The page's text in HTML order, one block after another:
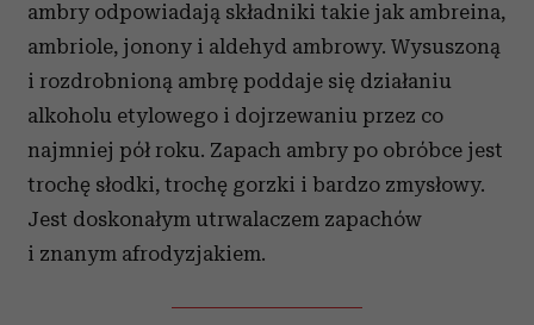
ambry odpowiadają składniki takie jak ambreina,
ambriole, jonony i aldehyd ambrowy. Wysuszoną
i rozdrobnioną ambrę poddaje się działaniu
alkoholu etylowego i dojrzewaniu przez co
najmniej pół roku. Zapach ambry po obróbce jest
trochę słodki, trochę gorzki i bardzo zmysłowy.
Jest doskonałym utrwalaczem zapachów
i znanym afrodyzjakiem.